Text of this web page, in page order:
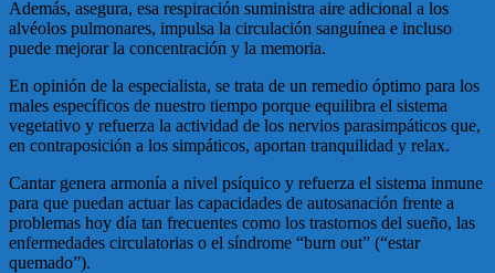
Además, asegura, esa respiración suministra aire adicional a los
alvéolos pulmonares, impulsa la circulación sanguínea e incluso
puede mejorar la concentración y la memoria.
En opinión de la especialista, se trata de un remedio óptimo para los
males específicos de nuestro tiempo porque equilibra el sistema
vegetativo y refuerza la actividad de los nervios parasimpáticos que,
en contraposición a los simpáticos, aportan tranquilidad y relax.
Cantar genera armonía a nivel psíquico y refuerza el sistema inmune
para que puedan actuar las capacidades de autosanación frente a
problemas hoy día tan frecuentes como los trastornos del sueño, las
enfermedades circulatorias o el síndrome “burn out” (“estar
quemado”).